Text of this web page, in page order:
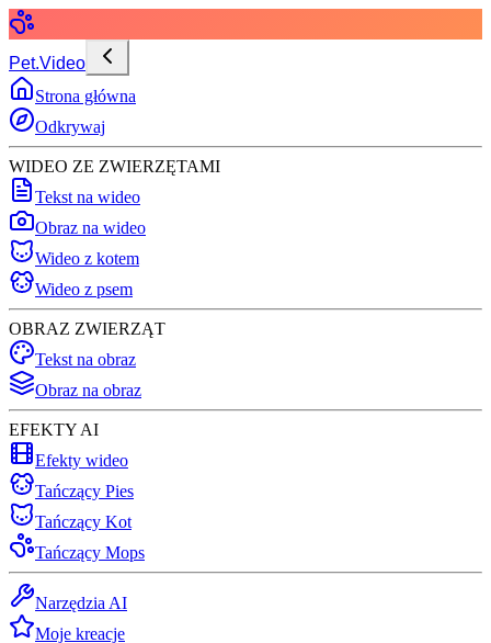
Pet.Video
Strona główna
Odkrywaj
WIDEO ZE ZWIERZĘTAMI
Tekst na wideo
Obraz na wideo
Wideo z kotem
Wideo z psem
OBRAZ ZWIERZĄT
Tekst na obraz
Obraz na obraz
EFEKTY AI
Efekty wideo
Tańczący Pies
Tańczący Kot
Tańczący Mops
Narzędzia AI
Moje kreacje